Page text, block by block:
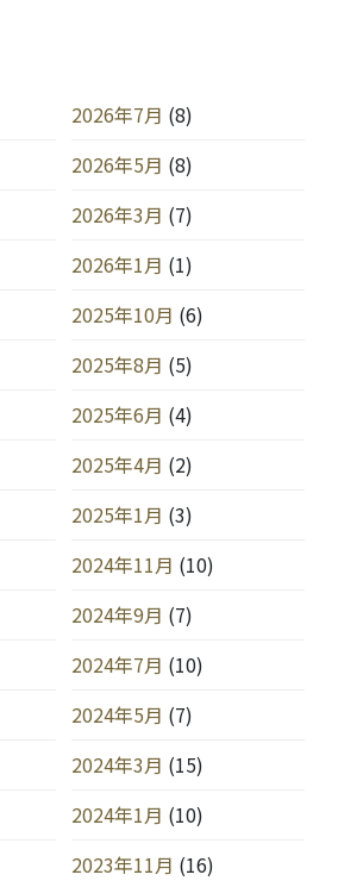
2026年7月 (8)
2026年5月 (8)
2026年3月 (7)
2026年1月 (1)
2025年10月 (6)
2025年8月 (5)
2025年6月 (4)
2025年4月 (2)
2025年1月 (3)
2024年11月 (10)
2024年9月 (7)
2024年7月 (10)
2024年5月 (7)
2024年3月 (15)
2024年1月 (10)
2023年11月 (16)